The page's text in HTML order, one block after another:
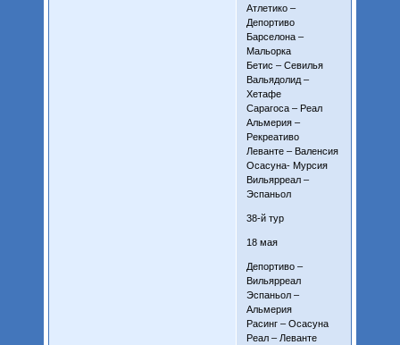
Атлетико –
Депортиво
Барселона –
Мальорка
Бетис – Севилья
Вальядолид –
Хетафе
Сарагоса – Реал
Альмерия –
Рекреативо
Леванте – Валенсия
Осасуна- Мурсия
Вильярреал –
Эспаньол
38-й тур
18 мая
Депортиво –
Вильярреал
Эспаньол –
Альмерия
Расинг – Осасуна
Реал – Леванте